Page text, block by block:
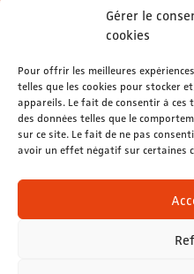
Gérer le
cookies
Pour offrir les meilleures
telles que les cookies pour stocker
appareils. Le fait de consentir à
des données telles que le
sur ce site. Le fait de ne pas
avoir un effet négatif sur certaines
Mardi &
Jeudi
Dimanche
04 77